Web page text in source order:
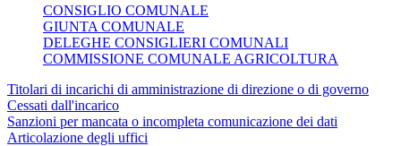
CONSIGLIO COMUNALE
GIUNTA COMUNALE
DELEGHE CONSIGLIERI COMUNALI
COMMISSIONE COMUNALE AGRICOLTURA
Titolari di incarichi di amministrazione di direzione o di governo
Cessati dall'incarico
Sanzioni per mancata o incompleta comunicazione dei dati
Articolazione degli uffici